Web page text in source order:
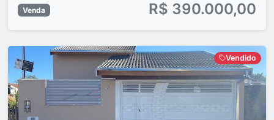
Venda R$ 390.000,00
Vendido